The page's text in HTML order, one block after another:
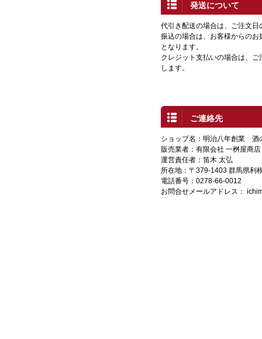
発送について
代引き配送の場合は、ご注文
振込の場合は、お客様からの
となります。
クレジット支払いの場合は、
します。
ご連絡先
ショップ名：明治八年創業
販売業者：有限会社 一桝屋商店
運営責任者：笛木 太弘
所在地：〒379-1403 群馬県利
電話番号：0278-66-0012
お問合せメールアドレス：